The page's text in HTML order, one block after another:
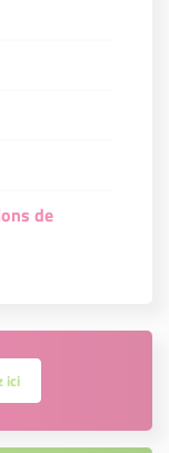
de
ici